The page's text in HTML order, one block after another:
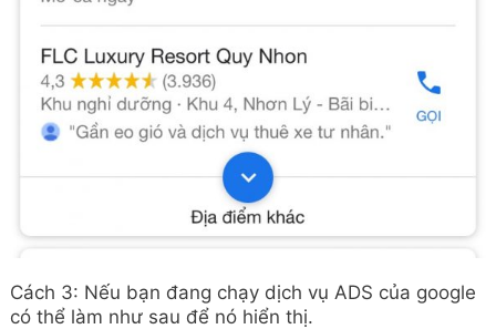
Cách 3: Nếu bạn đang chạy dịch vụ ADS của google
có thể làm như sau để nó hiển thị.